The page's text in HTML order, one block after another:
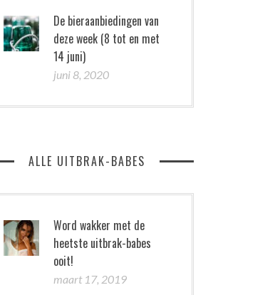
De bieraanbiedingen van
deze week (8 tot en met
14 juni)
juni 8, 2020
ALLE UITBRAK-BABES
Word wakker met de
heetste uitbrak-babes
ooit!
maart 17, 2019